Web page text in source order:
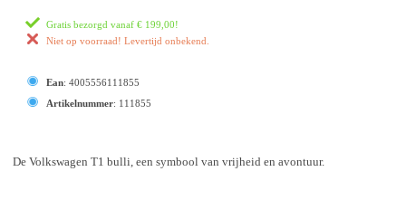
Gratis bezorgd vanaf € 199,00!
Niet op voorraad! Levertijd onbekend.
Ean: 4005556111855
Artikelnummer: 111855
De Volkswagen T1 bulli, een symbool van vrijheid en avontuur.